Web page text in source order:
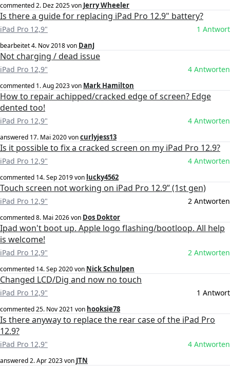
commented2. Dez 2025von Jerry Wheeler
Is there a guide for replacing iPad Pro 12.9" battery?
iPad Pro 12,9" 1 Antwort
bearbeitet4. Nov 2018von DanJ
Not charging / dead issue
iPad Pro 12,9" 4 Antworten
commented 1. Aug 2023von Mark Hamilton
How to repair achipped/cracked edge of screen? Edge
dented too!
iPad Pro 12,9" 4 Antworten
answered 17. Mai 2020voncurlyjess13
Is it possible to fix a cracked screen on my iPad Pro 12.9?
iPad Pro 12,9" 4 Antworten
commented 14. Sep 2019von lucky4562
Touch screen not working on iPad Pro 12.9” (1st gen)
iPad Pro 12,9" 2 Antworten
commented8. Mai 2026von Dos Doktor
Ipad won't boot up. Apple logo flashing/bootloop. All help
is welcome!
iPad Pro 12,9" 2 Antworten
commented 14. Sep 2020von Nick Schulpen
Changed LCD/Dig and now no touch
iPad Pro 12,9" 1 Antwort
commented25. Nov 2021 von hooksie78
Is there anyway to replace the rear case of the iPad Pro
12.9?
iPad Pro 12,9" 4 Antworten
answered2. Apr 2023von JTN